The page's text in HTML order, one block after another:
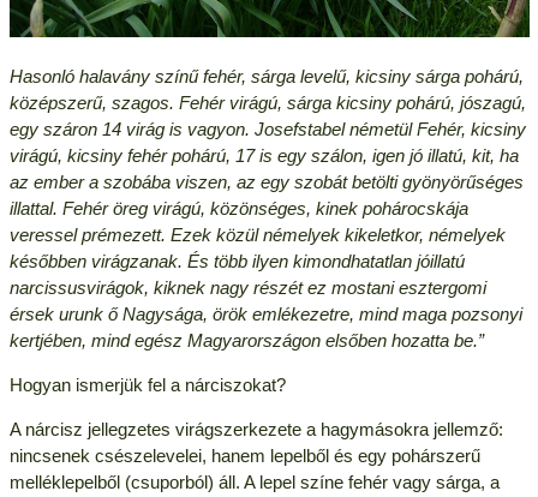
Hasonló halavány színű fehér, sárga levelű, kicsiny sárga pohárú,
középszerű, szagos. Fehér virágú, sárga kicsiny pohárú, jószagú,
egy száron 14 virág is vagyon. Josefstabel németül Fehér, kicsiny
virágú, kicsiny fehér pohárú, 17 is egy szálon, igen jó illatú, kit, ha
az ember a szobába viszen, az egy szobát betölti gyönyörűséges
illattal. Fehér öreg virágú, közönséges, kinek pohárocskája
veressel prémezett. Ezek közül némelyek kikeletkor, némelyek
későbben virágzanak. És több ilyen kimondhatatlan jóillatú
narcissusvirágok, kiknek nagy részét ez mostani esztergomi
érsek urunk ő Nagysága, örök emlékezetre, mind maga pozsonyi
kertjében, mind egész Magyarországon elsőben hozatta be.”
Hogyan ismerjük fel a nárciszokat?
A nárcisz jellegzetes virágszerkezete a hagymásokra jellemző:
nincsenek csészelevelei, hanem lepelből és egy pohárszerű
melléklepelből (csuporból) áll. A lepel színe fehér vagy sárga, a